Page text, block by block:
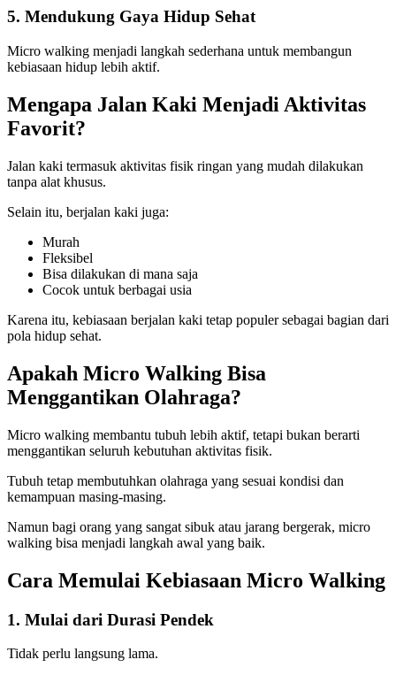
5. Mendukung Gaya Hidup Sehat
Micro walking menjadi langkah sederhana untuk membangun
kebiasaan hidup lebih aktif.
Mengapa Jalan Kaki Menjadi Aktivitas
Favorit?
Jalan kaki termasuk aktivitas fisik ringan yang mudah dilakukan
tanpa alat khusus.
Selain itu, berjalan kaki juga:
Murah
Fleksibel
Bisa dilakukan di mana saja
Cocok untuk berbagai usia
Karena itu, kebiasaan berjalan kaki tetap populer sebagai bagian dari
pola hidup sehat.
Apakah Micro Walking Bisa
Menggantikan Olahraga?
Micro walking membantu tubuh lebih aktif, tetapi bukan berarti
menggantikan seluruh kebutuhan aktivitas fisik.
Tubuh tetap membutuhkan olahraga yang sesuai kondisi dan
kemampuan masing-masing.
Namun bagi orang yang sangat sibuk atau jarang bergerak, micro
walking bisa menjadi langkah awal yang baik.
Cara Memulai Kebiasaan Micro Walking
1. Mulai dari Durasi Pendek
Tidak perlu langsung lama.